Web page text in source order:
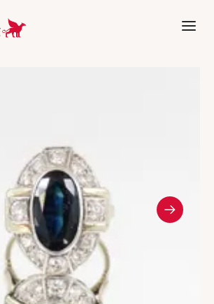
Aller à l'accueil de Crédit Municipal